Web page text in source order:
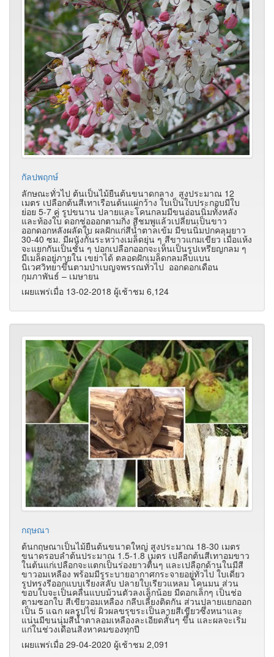
กัลปพฤกษ์
ลักษณะทั่วไป ต้นเป็นไม้ยืนต้นขนาดกลาง สูงประมาณ 12
เมตร เปลือกต้นสีเทาเรือนต้นแผ่กว้าง ใบเป็นใบประกอบมีใบ
ย่อย 5-7 คู่ รูปขนาน ปลายและโคนกลมมีขนอ่อนนิ่มทั้งหลัง
และท้องใบ ดอกช่อออกตามกิ่ง สีชมพูแล้วเปลี่ยนเป็นขาว
ออกดอกหลังผลัดใบ ผลฝักแก่สีน้ำตาลเข้ม มีขนนิ่มปกคลุมยาว
30-40 ซม. มีผนังกั้นระหว่างเมล็ดยุ่น ๆ สีขาวแกมเขียว เมื่อแห้ง
จะแยกกันเป็นชั้น ๆ ปอกเปลือกออกจะเห็นเป็นรูปเหรียญกลม ๆ
มีเมล็ดอยู่ภายใน เขย่าได้ ตลอดฝักเมล็ดกลมลีบแบน
นิเวศวิทยาขึ้นตามป่าเบญจพรรณทั่วไป ออกดอกเดือน
กุมภาพันธ์ – เมษายน
เผยแพร่เมื่อ 13-02-2018 ผู้เช้าชม 6,124
กฤษณา
ต้นกฤษณาเป็นไม้ยืนต้นขนาดใหญ่ สูงประมาณ 18-30 เมตร
ขนาดรอบลำต้นประมาณ 1.5-1.8 เมตร เปลือกต้นสีเทาอมขาว
ในต้นแก่เปลือกจะแตกเป็นร่องยาวตื้นๆ และเปลือกด้านในมีสี
ขาวอมเหลือง พร้อมมีรูระบายอากาศกระจายอยู่ทั่วไป ใบเดี่ยว
รูปทรงรีออกแบบเรียงสลับ ปลายใบเรียวแหลม โคนมน ส่วน
ขอบใบจะเป็นคลื่นแบบม้วนตัวลงเล็กน้อย มีดอกเล็กๆ เป็นช่อ
ตามซอกใบ สีเขียวอมเหลือง กลีบเลี้ยงติดกัน ส่วนปลายแยกออก
เป็น 5 แฉก ผลรูปไข่ ผิวผลขรุขระเป็นลายสีเขียวซึ่งหนาและ
แน่นมีขนนุ่มสีน้ำตาลอมเหลืองละเอียดสั้นๆ ขึ้น และผลจะเริ่ม
แก่ในช่วงเดือนสิงหาคมของทุกปี
เผยแพร่เมื่อ 29-04-2020 ผู้เช้าชม 2,091